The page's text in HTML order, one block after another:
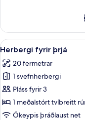
herbergi
Skoða
allar
myndir
fyrir
Herbergi
fyrir
þrjá
6
Herbergi fyrir þrjá
20 fermetrar
1 svefnherbergi
Pláss fyrir 3
1 meðalstórt tvíbreitt
Ókeypis þráðlaust net